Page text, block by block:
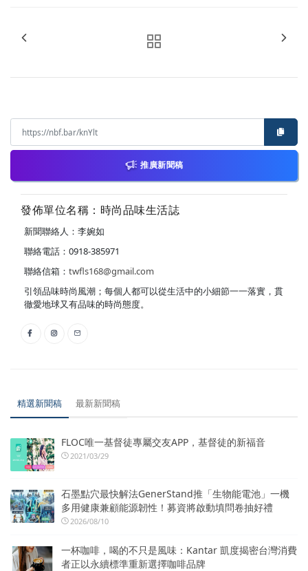
推廣新聞稿
發佈單位名稱：時尚品味生活誌
新聞聯絡人：李婉如
聯絡電話：0918-385971
聯絡信箱： twfls168@gmail.com
引領品味時尚風潮；每個人都可以從生活中的小細節一一落實，貫
徹愛地球又有品味的時尚態度。
精選新聞稿 最新新聞稿
FLOC唯一基督徒專屬交友APP，基督徒的新福音
2021/03/29
石墨點穴最快解法GenerStand推「生物能電池」一機
多用健康兼顧能源韌性！募資將啟動填問卷抽好禮
2026/08/10
一杯咖啡，喝的不只是風味：Kantar 凱度揭密台灣消費
者正以永續標準重新選擇咖啡品牌